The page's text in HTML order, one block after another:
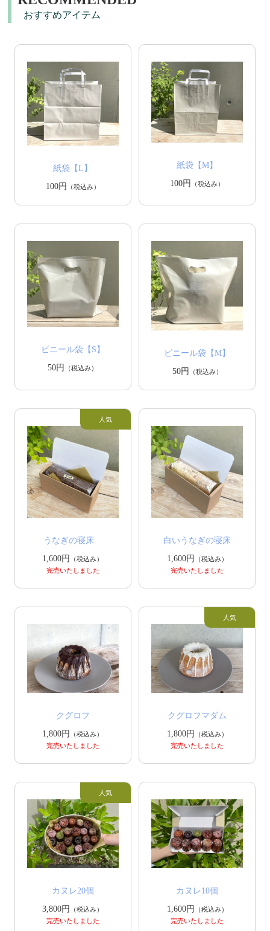
おすすめアイテム
紙袋【L】
100円
（税込み）
紙袋【M】
100円
（税込み）
ビニール袋【S】
50円
（税込み）
ビニール袋【M】
50円
（税込み）
うなぎの寝床
1,600円
（税込み）
完売いたしました
白いうなぎの寝床
1,600円
（税込み）
完売いたしました
クグロフ
1,800円
（税込み）
完売いたしました
クグロフマダム
1,800円
（税込み）
完売いたしました
カヌレ20個
3,800円
（税込み）
完売いたしました
カヌレ10個
1,600円
（税込み）
完売いたしました